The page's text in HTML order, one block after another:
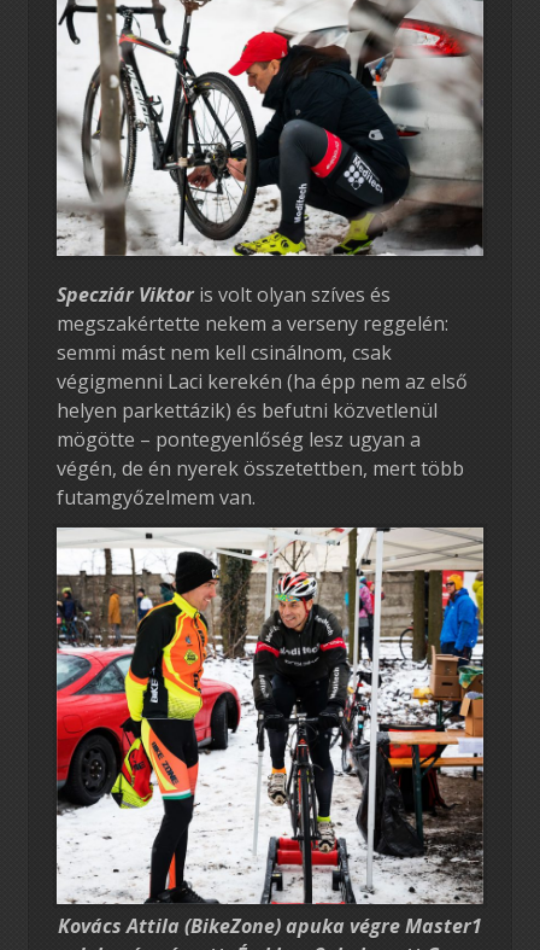
Specziár Viktoris volt olyan szíves és
megszakértette nekem a verseny reggelén:
semmi mást nem kell csinálnom, csak
végigmenni Laci kerekén (ha épp nem az első
helyen parkettázik) és befutni közvetlenül
mögötte – pontegyenlőség lesz ugyan a
végén, de én nyerek összetettben, mert több
futamgyőzelmem van.
Kovács Attila (BikeZone) apuka végre Master1